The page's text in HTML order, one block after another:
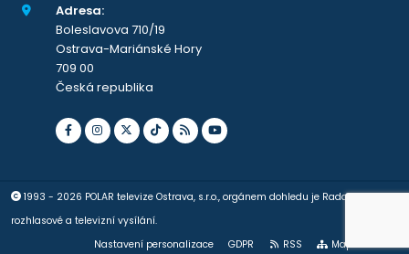
Adresa:
Boleslavova 710/19
Ostrava-Mariánské Hory
709 00
Česká republika
1993 - 2026 POLAR televize Ostrava, s.r.o., orgánem dohledu je Rada pro
rozhlasové a televizní vysílání.
Nastavení personalizace
GDPR RSS Mapa stránek